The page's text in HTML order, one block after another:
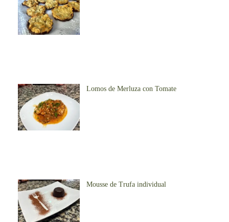
Lomos de Merluza con Tomate
Mousse de Trufa individual